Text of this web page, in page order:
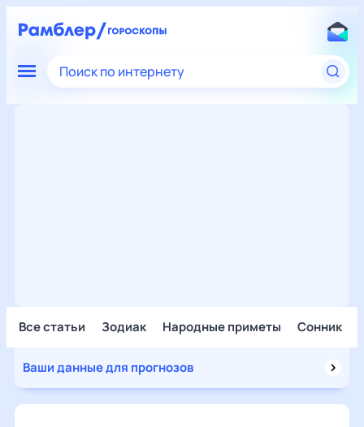
Поиск по интернету
Все статьи Зодиак Народные приметы Сонник
Ваши данные для прогнозов